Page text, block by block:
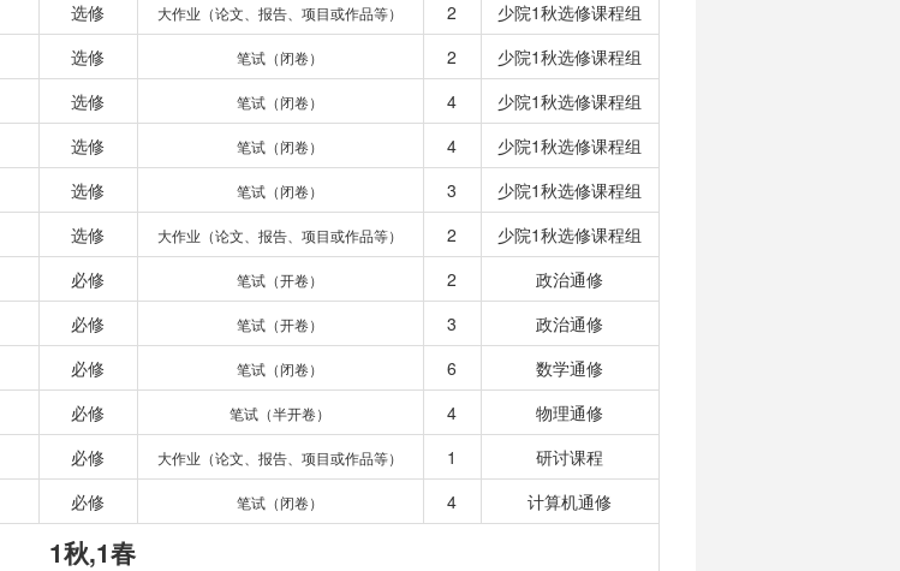
选修 大作业（论文、报告、项目或作品等） 2
少院1秋选修课程组
选修 笔试（闭卷） 2
少院1秋选修课程组
选修 笔试（闭卷） 4
少院1秋选修课程组
选修 笔试（闭卷） 4
少院1秋选修课程组
选修 笔试（闭卷） 3
少院1秋选修课程组
选修 大作业（论文、报告、项目或作品等） 2
少院1秋选修课程组
必修 笔试（开卷） 2
政治通修
必修 笔试（开卷） 3
政治通修
必修 笔试（闭卷） 6
数学通修
必修 笔试（半开卷） 4
物理通修
必修 大作业（论文、报告、项目或作品等） 1
研讨课程
必修 笔试（闭卷） 4 计算机通修
1秋,1春